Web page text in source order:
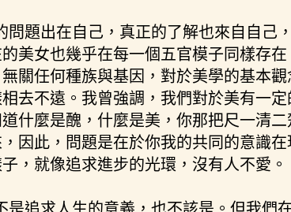
問題出在自己，真正的了解也來自自己
美女也幾乎在每一個五官模子同樣存
關任何種族與基因，對於美學的基本
去不遠。我曾強調，我們對於美有一
什麼是醜，什麼是美，你那把尺一清
因此，問題是在於你我的共同的意識
子，就像追求進步的光環，沒有人不愛。